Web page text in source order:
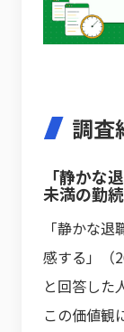
調査
「静かな
未満の勤
「静かな
感する」（
と回答した
この価値観